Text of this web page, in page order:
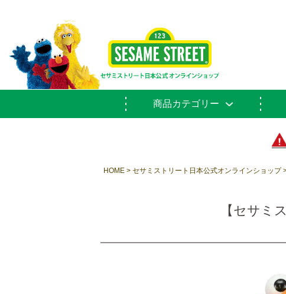
商品カテゴリー
HOME セサミストリート日本公式オンラインショップ
【セサミ